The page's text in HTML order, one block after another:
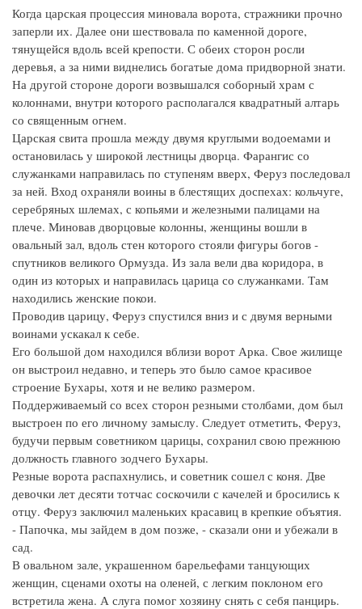
Когда царская процессия миновала ворота, стражники прочно
заперли их. Далее они шествовала по каменной дороге,
тянущейся вдоль всей крепости. С обеих сторон росли
деревья, а за ними виднелись богатые дома придворной знати.
На другой стороне дороги возвышался соборный храм с
колоннами, внутри которого располагался квадратный алтарь
со священным огнем.
Царская свита прошла между двумя круглыми водоемами и
остановилась у широкой лестницы дворца. Фарангис со
служанками направилась по ступеням вверх, Феруз последовал
за ней. Вход охраняли воины в блестящих доспехах: кольчуге,
серебряных шлемах, с копьями и железными палицами на
плече. Миновав дворцовые колонны, женщины вошли в
овальный зал, вдоль стен которого стояли фигуры богов -
спутников великого Ормузда. Из зала вели два коридора, в
один из которых и направилась царица со служанками. Там
находились женские покои.
Проводив царицу, Феруз спустился вниз и с двумя верными
воинами ускакал к себе.
Его большой дом находился вблизи ворот Арка. Свое жилище
он выстроил недавно, и теперь это было самое красивое
строение Бухары, хотя и не велико размером.
Поддерживаемый со всех сторон резными столбами, дом был
выстроен по его личному замыслу. Следует отметить, Феруз,
будучи первым советником царицы, сохранил свою прежнюю
должность главного зодчего Бухары.
Резные ворота распахнулись, и советник сошел с коня. Две
девочки лет десяти тотчас соскочили с качелей и бросились к
отцу. Феруз заключил маленьких красавиц в крепкие объятия.
- Папочка, мы зайдем в дом позже, - сказали они и убежали в
сад.
В овальном зале, украшенном барельефами танцующих
женщин, сценами охоты на оленей, с легким поклоном его
встретила жена. А слуга помог хозяину снять с себя панцирь.